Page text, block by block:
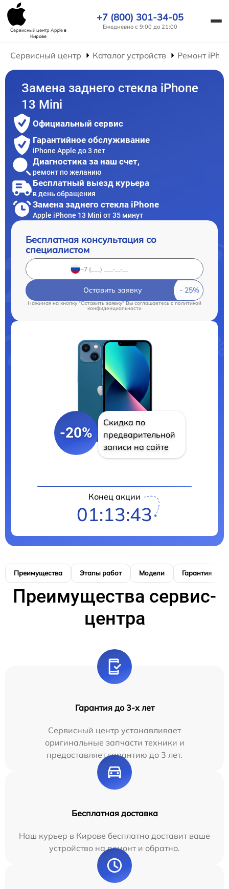
Сервисный центр Appleв
Кирове
+7 (800) 301-34-05
Ежедневно с 9:00 до 21:00
Сервисный центр Каталог устройств Ремонт
Замена заднего стекла iPhone
13 Mini
Официальный сервис
Гарантийное обслуживание
iPhone Apple до 3 лет
Диагностика за наш счет,
ремонт по желанию
Бесплатный выезд курьера
в день обращения
Замена заднего стекла iPhone
Apple iPhone 13 Mini от 35 минут
Бесплатная консультация со
специалистом
Оставить заявку
Нажимая на кнопку "Оставить заявку" Вы соглашаетесь cполитикой
конфиденциальности
-20%
Скидка по
предварительной
записи на сайте
Конец акции
01:13:42
Преимущества Этапы работ Модели Гарантия
Преимущества сервис-
центра
Гарантия до 3-х лет
Сервисный центр устанавливает
оригинальные запчасти техники и
предоставляет гарантию до 3 лет.
Бесплатная доставка
Наш курьер в Кирове бесплатно доставит ваше
устройство на ремонт и обратно.